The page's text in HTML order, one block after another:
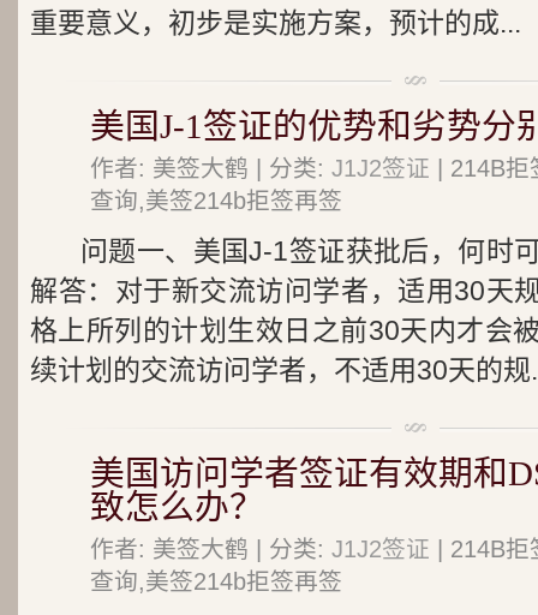
重要意义，初步是实施方案，预计的成...
美国J-1签证的优势和劣势分
作者: 美签大鹤 | 分类: J1J2签证 | 214B
查询,美签214b拒签再签
问题一、美国J-1签证获批后，何时
解答：对于新交流访问学者，适用30天
格上所列的计划生效日之前30天内才会
续计划的交流访问学者，不适用30天的规
美国访问学者签证有效期和
致怎么办？
作者: 美签大鹤 | 分类: J1J2签证 | 214B
查询,美签214b拒签再签